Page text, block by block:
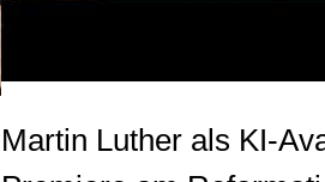
Martin Luther als KI-